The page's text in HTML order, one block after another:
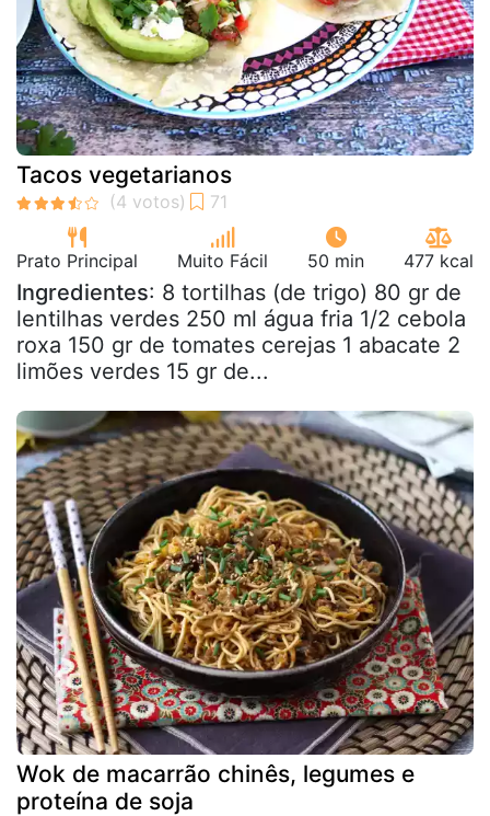
Tacos vegetarianos
Prato Principal Muito Fácil 50 min 477 kcal
Ingredientes: 8 tortilhas (de trigo) 80 gr de
lentilhas verdes 250 ml água fria 1/2 cebola
roxa 150 gr de tomates cerejas 1 abacate 2
limões verdes 15 gr de...
Wok de macarrão chinês, legumes e
proteína de soja